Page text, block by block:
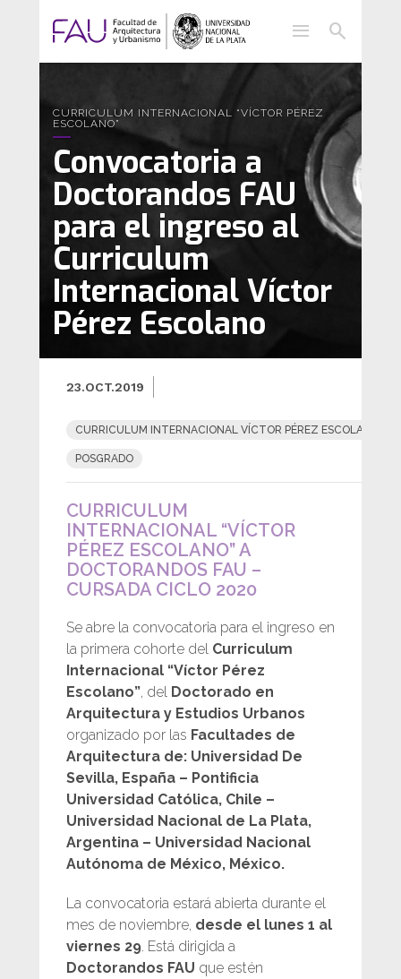
menu search
CURRICULUM INTERNACIONAL “VÍCTOR PÉREZ
ESCOLANO”
Convocatoria a
Doctorandos FAU
para el ingreso al
Curriculum
Internacional Víctor
Pérez Escolano
23.OCT.2019
CURRICULUM INTERNACIONAL VÍCTOR PÉREZ ESCOLANO
POSGRADO
CURRICULUM
INTERNACIONAL “VÍCTOR
PÉREZ ESCOLANO” A
DOCTORANDOS FAU –
CURSADA CICLO 2020
Se abre la convocatoria para el ingreso en
la primera cohorte del Curriculum
Internacional “Víctor Pérez
Escolano”, del Doctorado en
Arquitectura y Estudios Urbanos
organizado por las Facultades de
Arquitectura de: Universidad De
Sevilla, España – Pontificia
Universidad Católica, Chile –
Universidad Nacional de La Plata,
Argentina – Universidad Nacional
Autónoma de México, México.
La convocatoria estará abierta durante el
mes de noviembre, desde el lunes 1 al
viernes 29. Está dirigida a
Doctorandos FAU que estén